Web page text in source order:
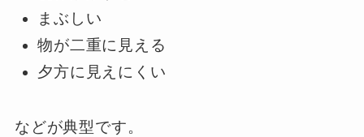
まぶしい
物が二重に見える
夕方に見えにくい
などが典型です。